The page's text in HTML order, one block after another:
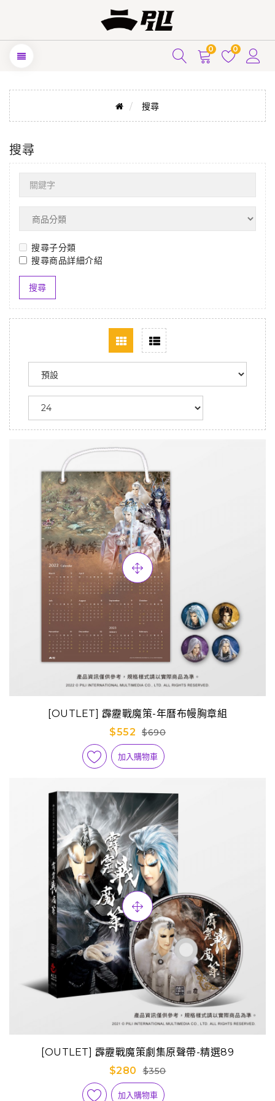
0 0
搜尋
搜尋
搜尋子分類
搜尋商品詳細介紹
[OUTLET] 霹靂戰魔策-年曆布幔胸章組
$552
$690
加入購物車
[OUTLET] 霹靂戰魔策劇集原聲帶-精選89
$280
$350
加入購物車